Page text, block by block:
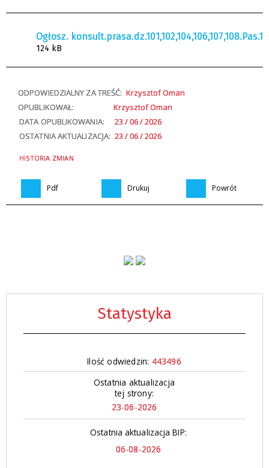
Statystyka
Ilość odwiedzin: 443496
Ostatnia aktualizacja
tej strony:
23-06-2026
Ostatnia aktualizacja BIP:
06-08-2026
Ogłosz. konsult.prasa.dz.101,102,104,106,107,108.Pas.1
124 kB
ODPOWIEDZIALNY ZA TREŚĆ: Krzysztof Oman
OPUBLIKOWAŁ:
Krzysztof Oman
DATA OPUBLIKOWANIA:
23 / 06 / 2026
OSTATNIA AKTUALIZACJA: 23 / 06 / 2026
HISTORIA ZMIAN
Pdf Drukuj Powrót